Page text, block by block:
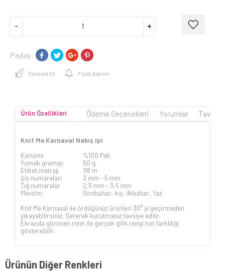
Paylaş:
Tavsiye Et Fiyat Alarmı
Ürün Özellikleri Ödeme Seçenekleri Yorumlar
Knit Me Karnaval Nakış ipi
Karışımı
%100 Pak
Yumak gramajı
50 g
Etiket metrajı
118 m
Şiş numaraları
3 mm - 5 mm
Tığ numaralar
2,5 mm - 3,5 mm
Mevsim
Sonbahar, kış, ilkbahar, Yaz
Knit Me Karnaval ile ördüğünüz ürünleri 30° yi geçirmeden
yıkayabilirsiniz. Sererek kurutmanız tavsiye edilir.
Ekranda görünen renk ile gerçek iplik rengi ton farklılığı
gösterebilir.
Ürünün Diğer Renkleri